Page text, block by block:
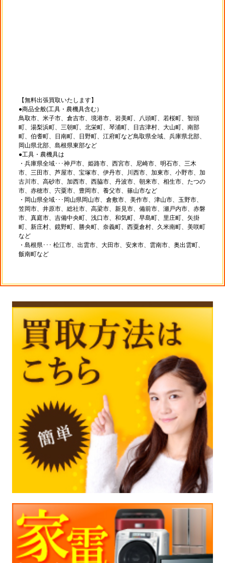
【無料出張買取いたします】
●商品全般(工具・農機具含む）
鳥取市、米子市、倉吉市、境港市、岩美町、八頭町、若桜町、智頭
町、湯梨浜町、三朝町、北栄町、琴浦町、日吉津村、大山町、南部
町、伯耆町、日南町、日野町、江府町など鳥取県全域、兵庫県北部、
岡山県北部、島根県東部など
●工具・農機具は
・兵庫県全域･･･神戸市、姫路市、西宮市、尼崎市、明石市、三木
市、三田市、芦屋市、宝塚市、伊丹市、川西市、加東市、小野市、加
古川市、高砂市、加西市、西脇市、丹波市、朝来市、相生市、たつの
市、赤穂市、宍粟市、豊岡市、養父市、篠山市など
・岡山県全域･･･岡山県岡山市、倉敷市、美作市、津山市、玉野市、
笠岡市、井原市、総社市、高梁市、新見市、備前市、瀬戸内市、赤磐
市、真庭市、吉備中央町、浅口市、和気町、早島町、里庄町、矢掛
町、新庄村、鏡野町、勝央町、奈義町、西粟倉村、久米南町、美咲町
など
・島根県･･･ 松江市、出雲市、大田市、安来市、雲南市、奥出雲町、
飯南町など